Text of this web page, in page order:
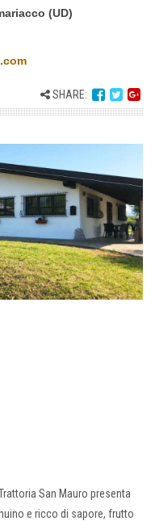
(UD)
SHARE:
San Mauro presenta
e ricco di sapore, frutto